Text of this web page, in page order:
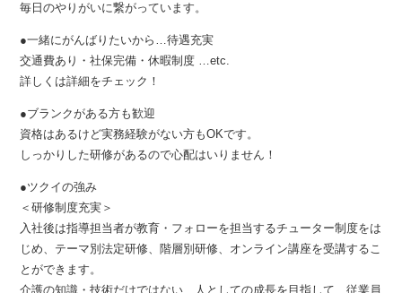
毎日のやりがいに繋がっています。
●一緒にがんばりたいから…待遇充実
交通費あり・社保完備・休暇制度 …etc.
詳しくは詳細をチェック！
●ブランクがある方も歓迎
資格はあるけど実務経験がない方もOKです。
しっかりした研修があるので心配はいりません！
●ツクイの強み
＜研修制度充実＞
入社後は指導担当者が教育・フォローを担当するチューター制度をは
じめ、テーマ別法定研修、階層別研修、オンライン講座を受講するこ
とができます。
介護の知識・技術だけではない、人としての成長を目指して、従業員